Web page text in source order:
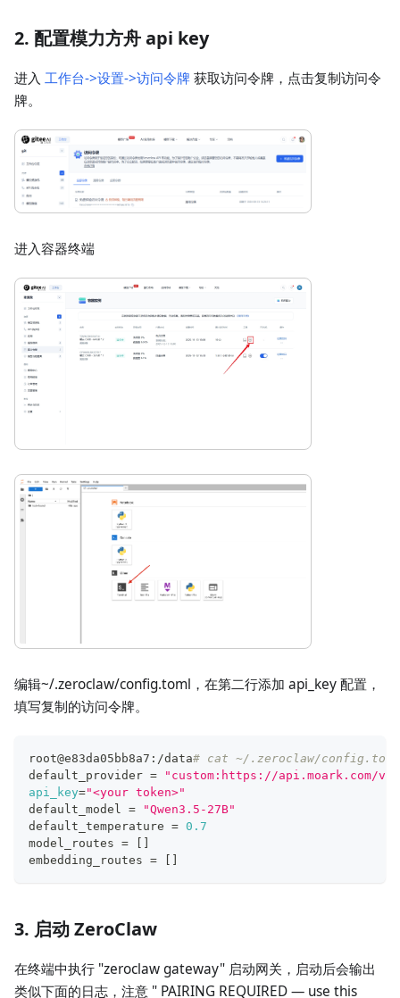
2. 配置模力方舟 api key
进入 工作台->设置->访问令牌获取访问令牌，点击复制访问令
牌。
进入容器终端
编辑~/.zeroclaw/config.toml，在第二行添加 api_key 配置，
填写复制的访问令牌。
root@e83da05bb8a7:/data# cat ~/.zeroclaw/
default_provider =
"custom:https://api.moark.com/v1"
api_key="<your token>"
default_model =
"Qwen3.5-27B"
default_temperature = 0.7
model_routes =
embedding_routes =
3. 启动 ZeroClaw
在终端中执行 "zeroclaw gateway" 启动网关，启动后会输出
类似下面的日志，注意 " PAIRING REQUIRED — use this